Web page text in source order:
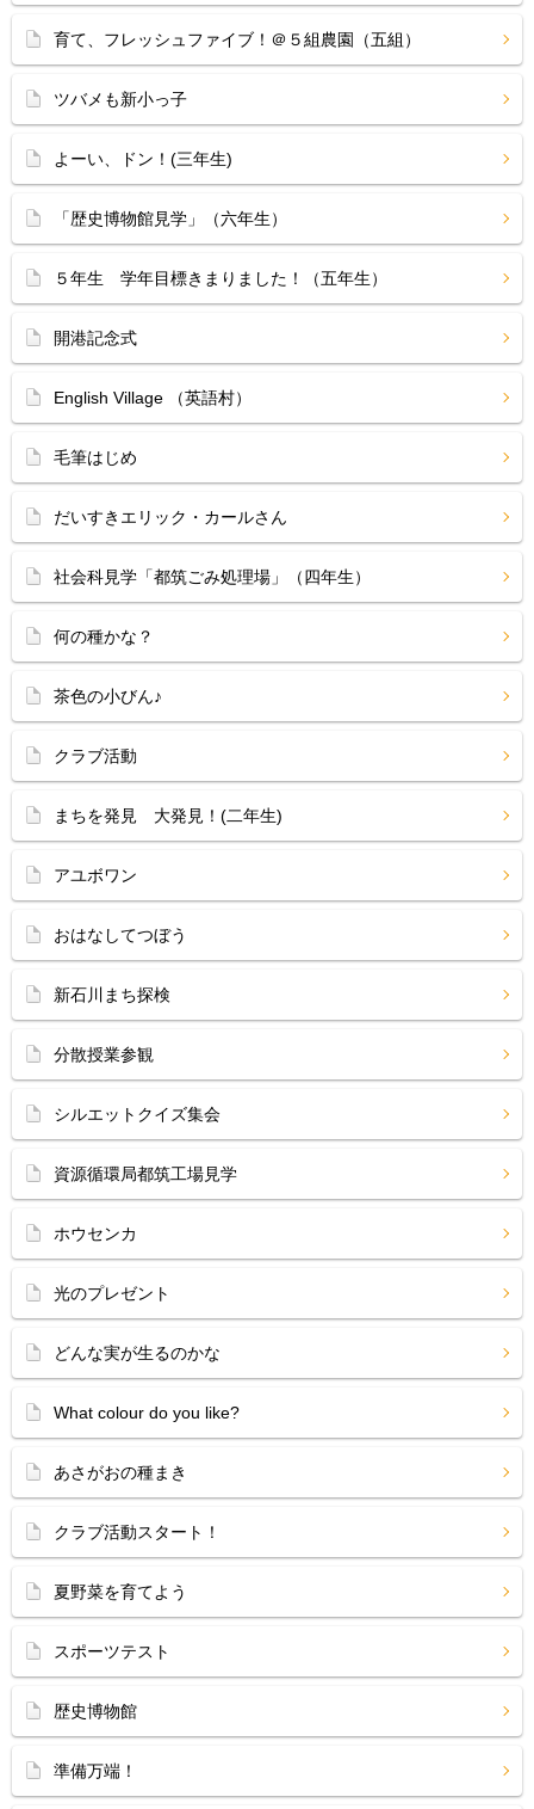
育て、フレッシュファイブ！＠５組農園（五組）
ツバメも新小っ子
よーい、ドン！(三年生)
「歴史博物館見学」（六年生）
５年生 学年目標きまりました！（五年生）
開港記念式
English Village （英語村）
毛筆はじめ
だいすきエリック・カールさん
社会科見学「都筑ごみ処理場」（四年生）
何の種かな？
茶色の小びん♪
クラブ活動
まちを発見 大発見！(二年生)
アユボワン
おはなしてつぼう
新石川まち探検
分散授業参観
シルエットクイズ集会
資源循環局都筑工場見学
ホウセンカ
光のプレゼント
どんな実が生るのかな
What colour do you like?
あさがおの種まき
クラブ活動スタート！
夏野菜を育てよう
スポーツテスト
歴史博物館
準備万端！